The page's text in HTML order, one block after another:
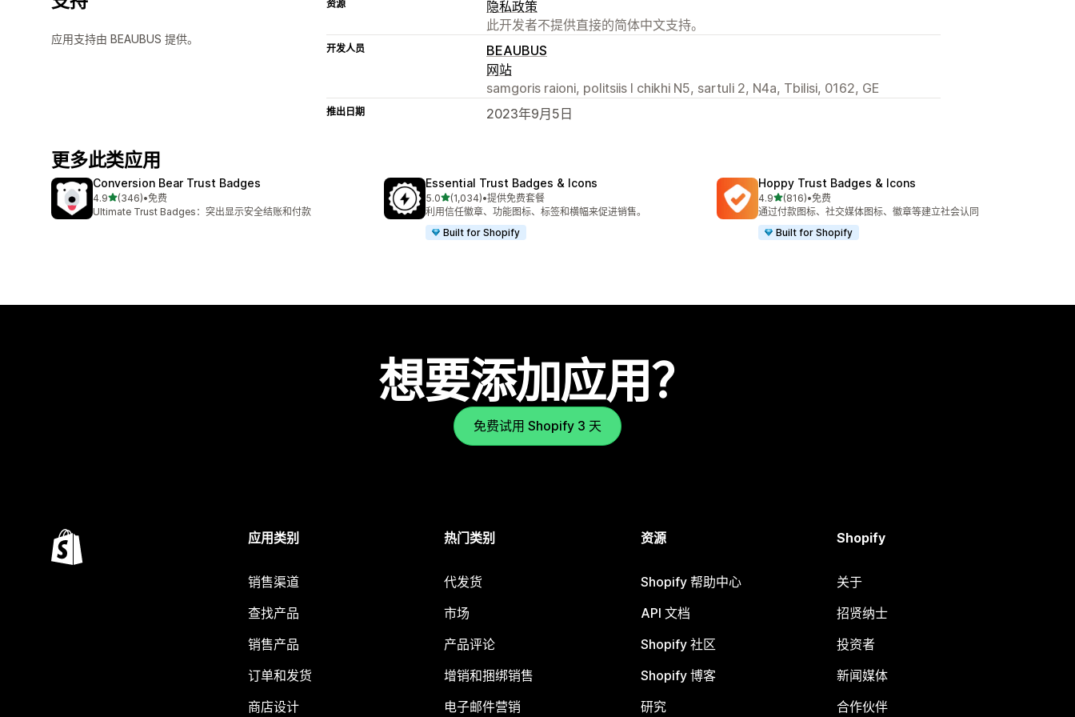
应用支持由 BEAUBUS 提供。
资源
隐私政策
此开发者不提供直接的简体中文支持。
开发人员
BEAUBUS
网站
samgoris raioni, politsiis I chikhi N5, sartuli 2, N4a, Tbilisi, 0162, GE
推出日期 2023年9月5日
更多此类应用
Conversion Bear Trust Badges
4.9星（满分 5 星）
(346)
总共 346 条评论
•免费
Ultimate Trust Badges：突出显示安全结账和付款
Essential Trust Badges & Icons
5.0星（满分 5 星）
(1,034)
总共 1034 条评论
•提供免费套餐
利用信任徽章、功能图标、标签和横幅来促进销售。
Built for Shopify
Hoppy Trust Badges & Icons
4.9星（满分 5 星）
(816)
总共 816 条评论
•免费
通过付款图标、社交媒体图标、徽章等建立社会认同
Built for Shopify
想要添加应用？
免费试用 Shopify 3 天
应用类别
销售渠道
查找产品
销售产品
订单和发货
商店设计
热门类别
代发货
市场
产品评论
增销和捆绑销售
电子邮件营销
资源
Shopify 帮助中心
API 文档
Shopify 社区
Shopify 博客
研究
Shopify
关于
招贤纳士
投资者
新闻媒体
合作伙伴